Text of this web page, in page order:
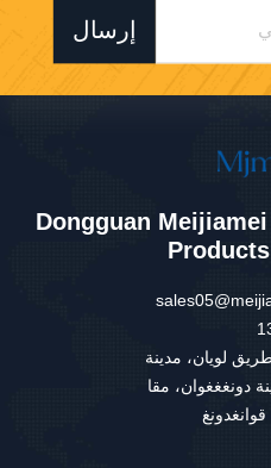
إرسال
Dongguan
109-1، طريق لويان، مدينة
دونغغغوان، مقا